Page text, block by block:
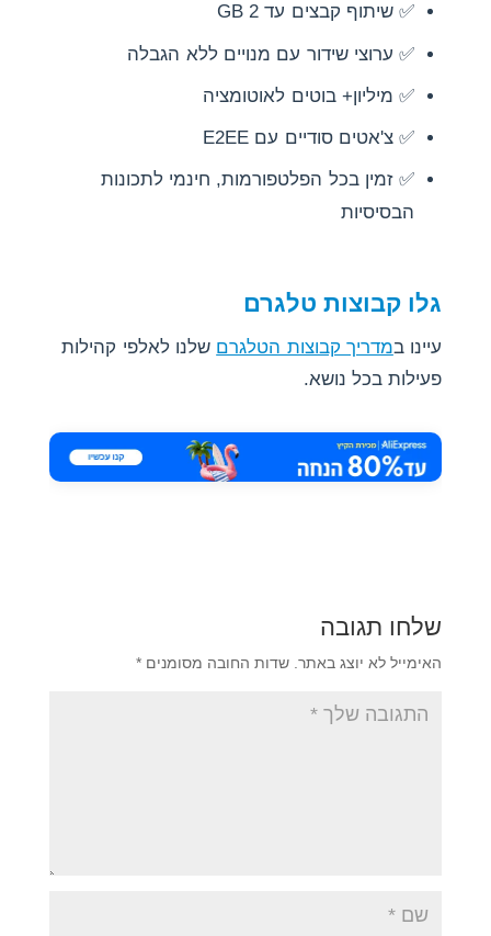
✅ שיתוף קבצים עד 2 GB
✅ ערוצי שידור עם מנויים ללא הגבלה
✅ מיליון+ בוטים לאוטומציה
✅ צ'אטים סודיים עם E2EE
✅ זמין בכל הפלטפורמות, חינמי לתכונות
הבסיסיות
גלו קבוצות טלגרם
עיינו במדריך קבוצות הטלגרם שלנו לאלפי קהילות
פעילות בכל נושא.
שלחו תגובה
האימייל לא יוצג באתר. שדות החובה מסומנים *